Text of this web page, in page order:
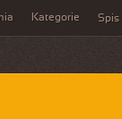
Kategorie Spis